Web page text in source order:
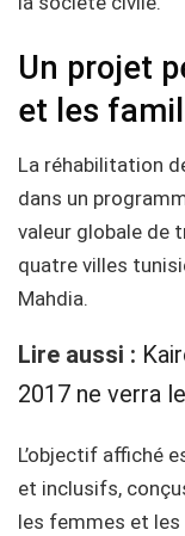
Un projet
et les
La réhabilitation
dans un
valeur globale de
quatre villes
Mahdia.
Lire aussi :
2017 ne verra
L’objectif affiché
et inclusifs,
les femmes et